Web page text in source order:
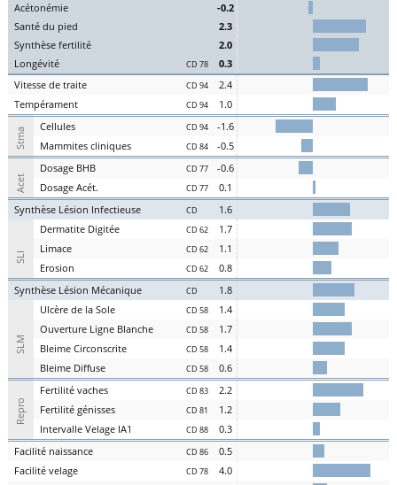
Acétonémie
-0.2
Santé du pied
2.3
Synthèse fertilité
2.0
Longévité CD 78
0.3
Vitesse de traite CD 94
2.4
Tempérament CD 94 1.0
Stma Cellules CD 94
-1.6
Mammites cliniques CD 84 -0.5
Acet
Dosage BHB CD 77
-0.6
Dosage Acét. CD 77
0.1
Synthèse Lésion Infectieuse CD 1.6
SLI
Dermatite Digitée CD 62
1.7
Limace CD 62
1.1
Erosion CD 62
0.8
Synthèse Lésion Mécanique CD 1.8
SLM
Ulcère de la Sole CD 58
1.4
Ouverture Ligne Blanche CD 58
1.7
Bleime Circonscrite CD 58
1.4
Bleime Diffuse CD 58 0.6
Repro
Fertilité vaches CD 83
2.2
Fertilité génisses CD 81
1.2
Intervalle Velage IA1 CD 88
0.3
Facilité naissance CD 86
0.5
Facilité velage CD 78
4.0